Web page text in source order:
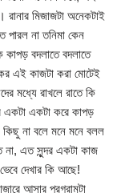
রানার মিজাজটা অনেকটাই
পারল না তনিমা কেন
কাপড় বদলাতে বদলাতে
এই কাজটা করা মোটেই
মধ্যে রাখলে রাতে কি
একটা একটা করে কাপড়
কিছু না বলে মনে মনে বলল
না, এত সুন্দর একটা কাজ
দেখার কি আছে!
আসার প্রগ্রামটা